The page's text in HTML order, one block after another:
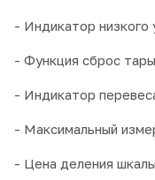
- Индикатор низкого
- Функция сброс
- Индикатор
- Максимальный
- Цена деления